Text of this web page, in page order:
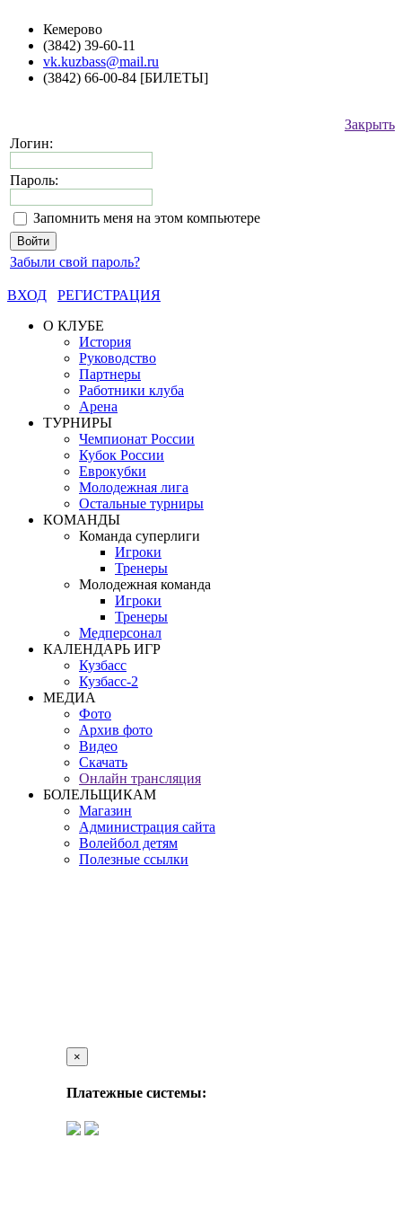
Кемерово
(3842) 39-60-11
vk.kuzbass@mail.ru
(3842) 66-00-84 [БИЛЕТЫ]
Закрыть
Логин:
Пароль:
Запомнить меня на этом компьютере
Забыли свой пароль?
ВХОД
РЕГИСТРАЦИЯ
О КЛУБЕ
История
Руководство
Партнеры
Работники клуба
Арена
ТУРНИРЫ
Чемпионат России
Кубок России
Еврокубки
Молодежная лига
Остальные турниры
КОМАНДЫ
Команда суперлиги
Игроки
Тренеры
Молодежная команда
Игроки
Тренеры
Медперсонал
КАЛЕНДАРЬ ИГР
Кузбасс
Кузбасс-2
МЕДИА
Фото
Архив фото
Видео
Скачать
Онлайн трансляция
БОЛЕЛЬЩИКАМ
Магазин
Администрация сайта
Волейбол детям
Полезные ссылки
×
Платежные системы: